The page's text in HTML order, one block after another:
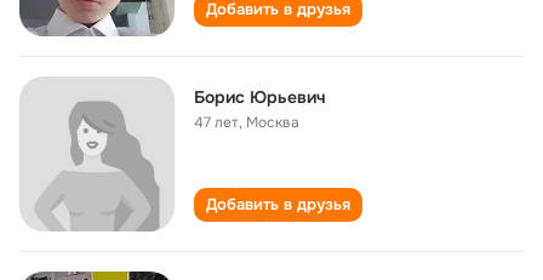
Добавить в друзья
Борис Юрьевич
47 лет, Москва
Добавить в друзья